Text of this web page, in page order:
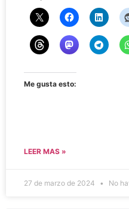
Me gusta esto:
LEER MAS »
27 de marzo de 2024 No